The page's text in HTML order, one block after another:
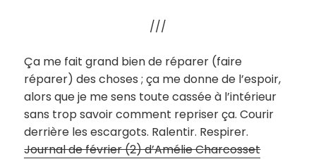
///
Ça me fait grand bien de réparer (faire
réparer) des choses ; ça me donne de l’espoir,
alors que je me sens toute cassée à l’intérieur
sans trop savoir comment repriser ça. Courir
derrière les escargots. Ralentir. Respirer.
Journal de février (2) d’Amélie Charcosset